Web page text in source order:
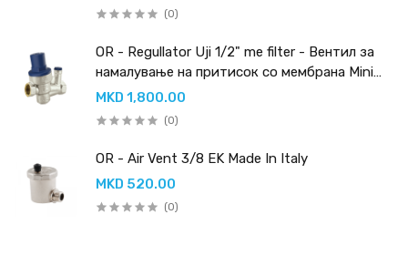
(0)
OR - Regullator Uji 1/2" me filter - Вентил за
намалување на притисок со мембрана Mini
PN 16 со вграден филтер
MKD 1,800.00
(0)
OR - Air Vent 3/8 EK Made In Italy
MKD 520.00
(0)